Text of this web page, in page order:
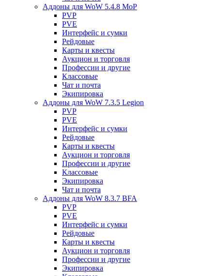
Аддоны для WoW 5.4.8 MoP
PVP
PVE
Интерфейс и сумки
Рейдовые
Карты и квесты
Аукцион и торговля
Профессии и другие
Классовые
Чат и почта
Экипировка
Аддоны для WoW 7.3.5 Legion
PVP
PVE
Интерфейс и сумки
Рейдовые
Карты и квесты
Аукцион и торговля
Профессии и другие
Классовые
Экипировка
Чат и почта
Аддоны для WoW 8.3.7 BFA
PVP
PVE
Интерфейс и сумки
Рейдовые
Карты и квесты
Аукцион и торговля
Профессии и другие
Экипировка